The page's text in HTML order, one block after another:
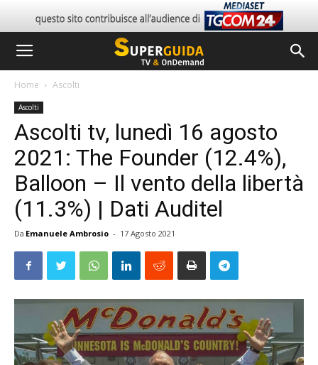
Home Ascolti
Ascolti
Ascolti tv, lunedì 16 agosto
2021: The Founder (12.4%),
Balloon – Il vento della libertà
(11.3%) | Dati Auditel
Da Emanuele Ambrosio - 17 Agosto 2021